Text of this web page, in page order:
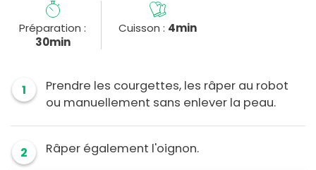
Préparation :
30min
Cuisson : 4min
1
Prendre les courgettes, les râper au robot
ou manuellement sans enlever la peau.
2 Râper également l'oignon.